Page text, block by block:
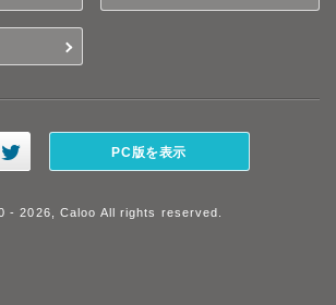
PC版を表示
- 2026, Caloo All rights reserved.